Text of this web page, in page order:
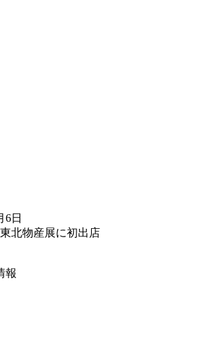
6日
北物産展に初出店
報